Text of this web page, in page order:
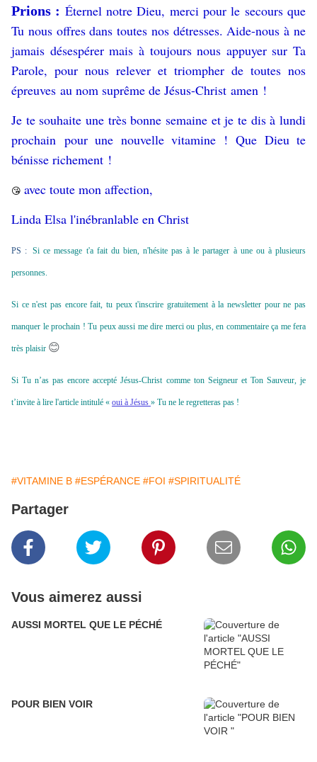
Prions : Éternel notre Dieu, merci pour le secours que
Tu nous offres dans toutes nos détresses. Aide-nous à ne
jamais désespérer mais à toujours nous appuyer sur Ta
Parole, pour nous relever et triompher de toutes nos
épreuves au nom suprême de Jésus-Christ amen !
Je te souhaite une très bonne semaine et je te dis à lundi
prochain pour une nouvelle vitamine ! Que Dieu te
bénisse richement !
😘 avec toute mon affection,
Linda Elsa l'inébranlable en Christ
PS : Si ce message t'a fait du bien, n'hésite pas à le partager à une ou à plusieurs
personnes.
Si ce n'est pas encore fait, tu peux t'inscrire gratuitement à la newsletter pour ne pas
manquer le prochain ! Tu peux aussi me dire merci ou plus, en commentaire ça me fera
très plaisir 😊
Si Tu n’as pas encore accepté Jésus-Christ comme ton Seigneur et Ton Sauveur, je
t’invite à lire l'article intitulé « oui à Jésus » Tu ne le regretteras pas !
#VITAMINE B #ESPÉRANCE #FOI #SPIRITUALITÉ
Partager
Vous aimerez aussi
AUSSI MORTEL QUE LE PÉCHÉ
POUR BIEN VOIR